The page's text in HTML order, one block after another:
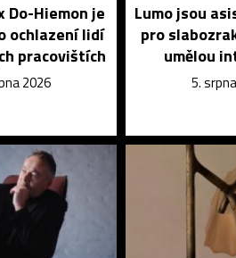
Do-Hiemon je
ochlazení lidí
pracovištích
2026
Lumo jsou
pro
umělou
5.